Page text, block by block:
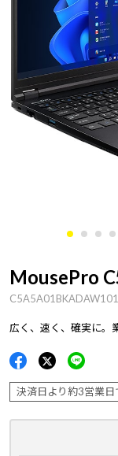
MousePro
広く、速く、確実に。
決済日より約3営業日